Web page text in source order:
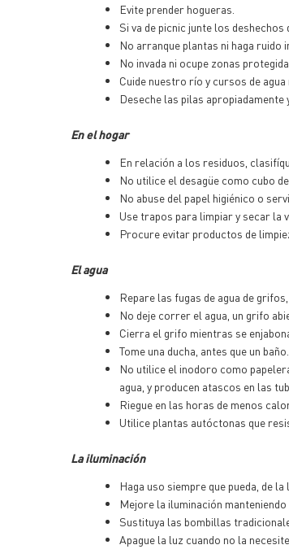
Evite prender hogueras.
Si va de picnic junte los
No arranque plantas ni haga ruido
No invada ni ocupe zonas
Cuide nuestro río y cursos de
Deseche las pilas
En el hogar
En relación a los residuos,
No utilice el desagüe como cubo
No abuse del papel higiénico o
Use trapos para limpiar y secar la
Procure evitar productos de
El agua
Repare las fugas de agua de
No deje correr el agua, un grifo
Cierra el grifo mientras se
Tome una ducha, antes que un
No utilice el inodoro como
agua, y producen atascos en las
Riegue en las horas de menos
Utilice plantas autóctonas que
La iluminación
Haga uso siempre que pueda, de la
Mejore la iluminación
Sustituya las bombillas
Apague la luz cuando no la necesite.